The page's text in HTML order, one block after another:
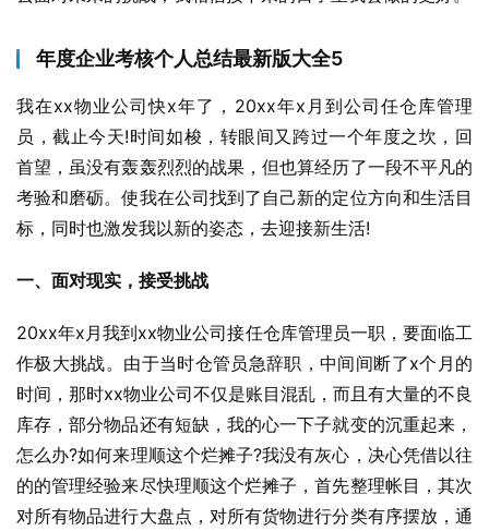
年度企业考核个人总结最新版大全5
我在xx物业公司快x年了，20xx年x月到公司任仓库管理
员，截止今天!时间如梭，转眼间又跨过一个年度之坎，回
首望，虽没有轰轰烈烈的战果，但也算经历了一段不平凡的
考验和磨砺。使我在公司找到了自己新的定位方向和生活目
标，同时也激发我以新的姿态，去迎接新生活!
一、面对现实，接受挑战
20xx年x月我到xx物业公司接任仓库管理员一职，要面临工
作极大挑战。由于当时仓管员急辞职，中间间断了x个月的
时间，那时xx物业公司不仅是账目混乱，而且有大量的不良
库存，部分物品还有短缺，我的心一下子就变的沉重起来，
怎么办?如何来理顺这个烂摊子?我没有灰心，决心凭借以往
的的管理经验来尽快理顺这个烂摊子，首先整理帐目，其次
对所有物品进行大盘点，对所有货物进行分类有序摆放，通